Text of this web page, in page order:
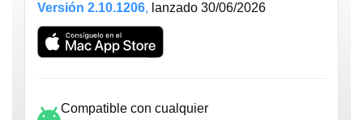
Versión 2.10.1206, lanzado 30/06/2026
Compatible con cualquier